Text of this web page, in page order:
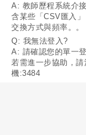
A: 教師歷程系統介
含某些「CSV匯入
交換方式與頻率。。
Q: 我無法登入?
A: 請確認您的單一
若需進一步協助，
機:3484